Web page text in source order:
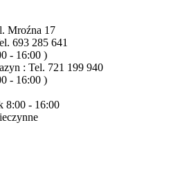
Mroźna 17
693 285 641
- 16:00 )
: Tel. 721 199 940
- 16:00 )
8:00 - 16:00